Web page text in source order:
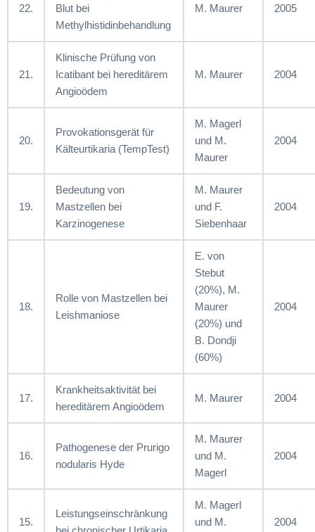
22.
Blut bei
Methylhistidinbehandlung
M. Maurer 2005
21.
Klinische Prüfung von
Icatibant bei hereditärem
Angioödem
M. Maurer 2004
20.
Provokationsgerät für
Kälteurtikaria (TempTest)
M. Magerl
und M.
Maurer
2004
19.
Bedeutung von
Mastzellen bei
Karzinogenese
M. Maurer
und F.
Siebenhaar
2004
18.
Rolle von Mastzellen bei
Leishmaniose
E. von
Stebut
(20%), M.
Maurer
(20%) und
B. Dondji
(60%)
2004
17.
Krankheitsaktivität bei
hereditärem Angioödem
M. Maurer 2004
16.
Pathogenese der Prurigo
nodularis Hyde
M. Maurer
und M.
Magerl
2004
15.
Leistungseinschränkung
M. Magerl
und M.
2004